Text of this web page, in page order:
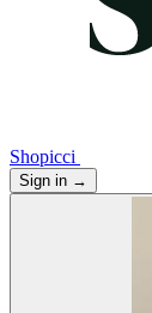
Shopicci
Sign in →